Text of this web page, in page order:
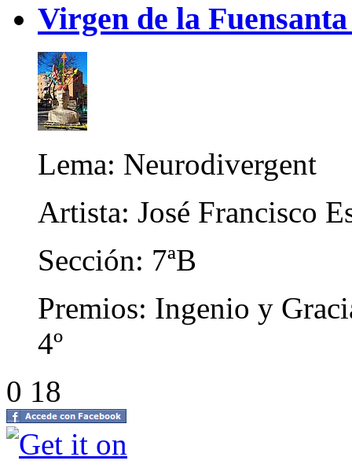
Virgen de la
Lema: Neurodivergent
Artista: José Francisco
Sección: 7ªB
Premios: Ingenio y
4º
0 18